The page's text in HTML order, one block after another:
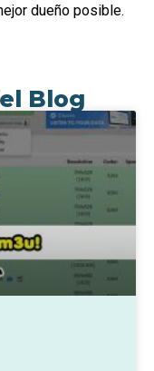
dueño posible.
Blog